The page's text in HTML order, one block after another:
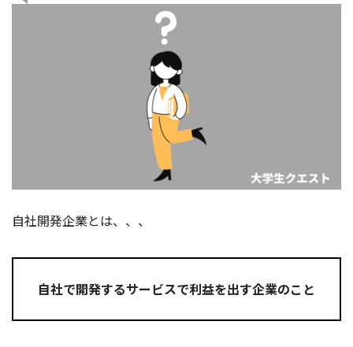
自社開発企業とは、、、
自社で開発するサービスで利益を出す企業のこと